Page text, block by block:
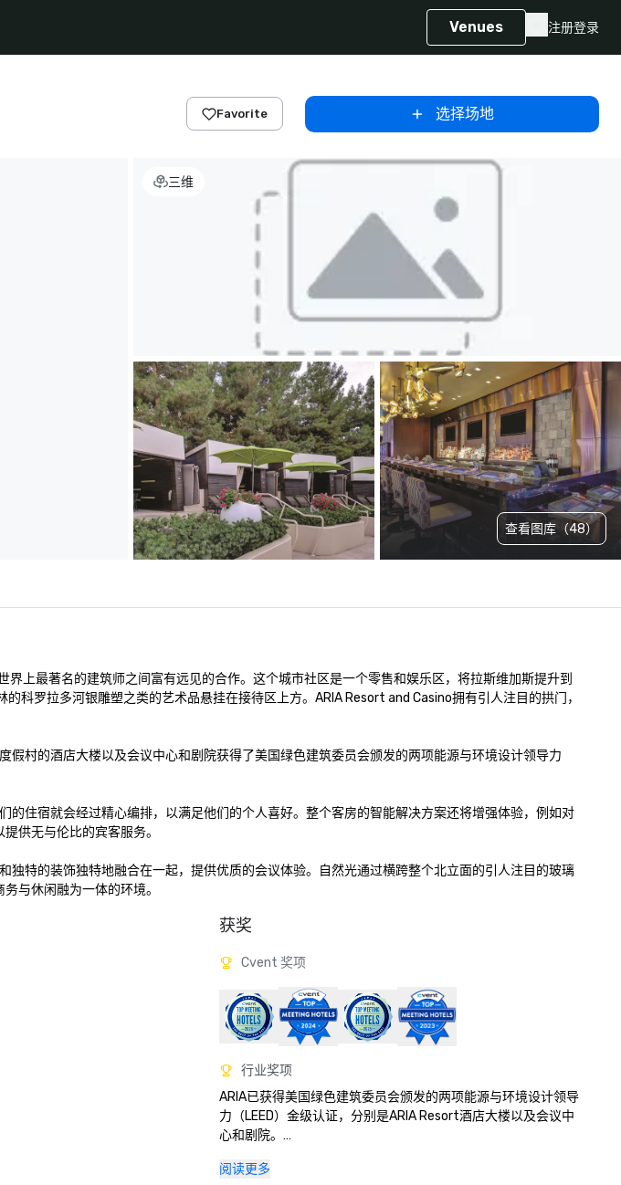
Venues 注册登录
Favorite 选择场地
三维
查看图库（48）
上最著名的建筑师之间富有远见的合作。这个城市社区是一个零售和娱乐区，将拉斯维加斯提升到
罗拉多河银雕塑之类的艺术品悬挂在接待区上方。ARIA Resort and Casino拥有引人注目的拱门，
村的酒店大楼以及会议中心和剧院获得了美国绿色建筑委员会颁发的两项能源与环境设计领导力
住宿就会经过精心编排，以满足他们的个人喜好。整个客房的智能解决方案还将增强体验，例如对
供无与伦比的宾客服务。
特的装饰独特地融合在一起，提供优质的会议体验。自然光通过横跨整个北立面的引人注目的玻璃
与休闲融为一体的环境。
获奖
Cvent 奖项
行业奖项
ARIA已获得美国绿色建筑委员会颁发的两项能源与环境设计领导
力（LEED）金级认证，分别是ARIA Resort酒店大楼以及会议中
心和剧院。
被提名为：2010年美国领先赌场度假村
阅读更多